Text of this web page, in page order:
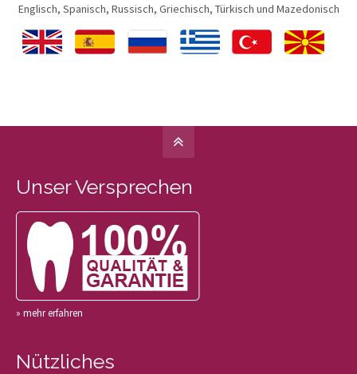
Englisch, Spanisch, Russisch, Griechisch, Türkisch und Mazedonisch
Unser Versprechen
» mehr erfahren
Nützliches